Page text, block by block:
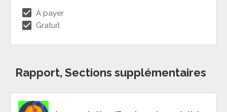
check_box À payer
check_box Gratuit
Rapport, Sections supplémentaires